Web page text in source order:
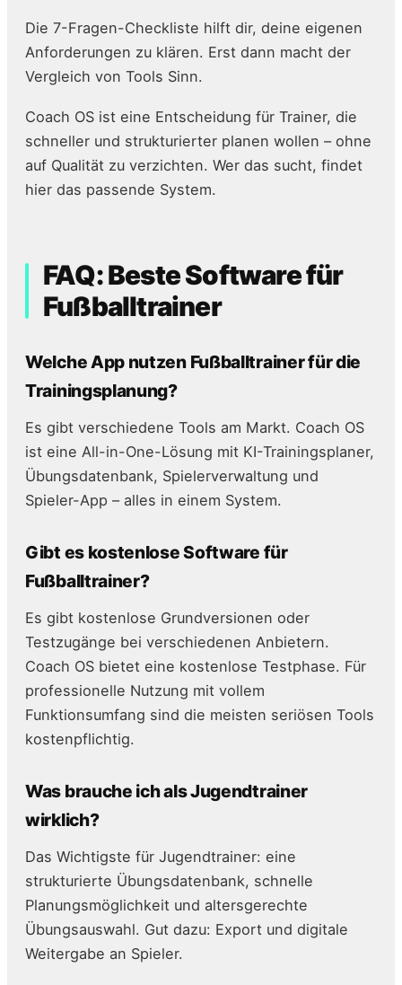
Die 7-Fragen-Checkliste hilft dir, deine eigenen
Anforderungen zu klären. Erst dann macht der
Vergleich von Tools Sinn.
Coach OS ist eine Entscheidung für Trainer, die
schneller und strukturierter planen wollen – ohne
auf Qualität zu verzichten. Wer das sucht, findet
hier das passende System.
FAQ: Beste Software für
Fußballtrainer
Welche App nutzen Fußballtrainer für die
Trainingsplanung?
Es gibt verschiedene Tools am Markt. Coach OS
ist eine All-in-One-Lösung mit KI-Trainingsplaner,
Übungsdatenbank, Spielerverwaltung und
Spieler-App – alles in einem System.
Gibt es kostenlose Software für
Fußballtrainer?
Es gibt kostenlose Grundversionen oder
Testzugänge bei verschiedenen Anbietern.
Coach OS bietet eine kostenlose Testphase. Für
professionelle Nutzung mit vollem
Funktionsumfang sind die meisten seriösen Tools
kostenpflichtig.
Was brauche ich als Jugendtrainer
wirklich?
Das Wichtigste für Jugendtrainer: eine
strukturierte Übungsdatenbank, schnelle
Planungsmöglichkeit und altersgerechte
Übungsauswahl. Gut dazu: Export und digitale
Weitergabe an Spieler.